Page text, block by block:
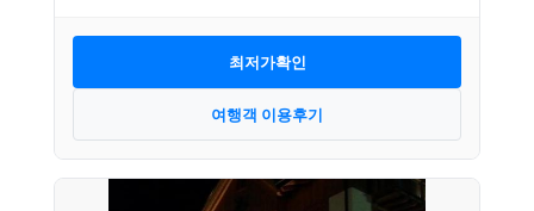
최저가확인
여행객 이용후기